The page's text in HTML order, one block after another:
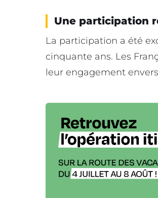
Une participation
La participation a été
cinquante ans. Les
leur engagement